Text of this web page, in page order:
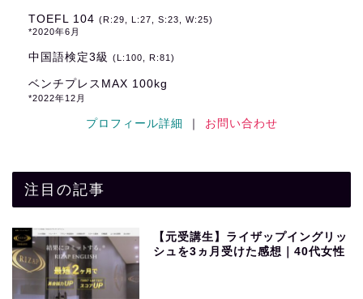
TOEFL 104 (R:29, L:27, S:23, W:25)
*2020年6月
中国語検定3級 (L:100, R:81)
ベンチプレスMAX 100kg
*2022年12月
プロフィール詳細 お問い合わせ
注目の記事
【元受講生】ライザップイングリッ
シュを3ヵ月受けた感想｜40代女性